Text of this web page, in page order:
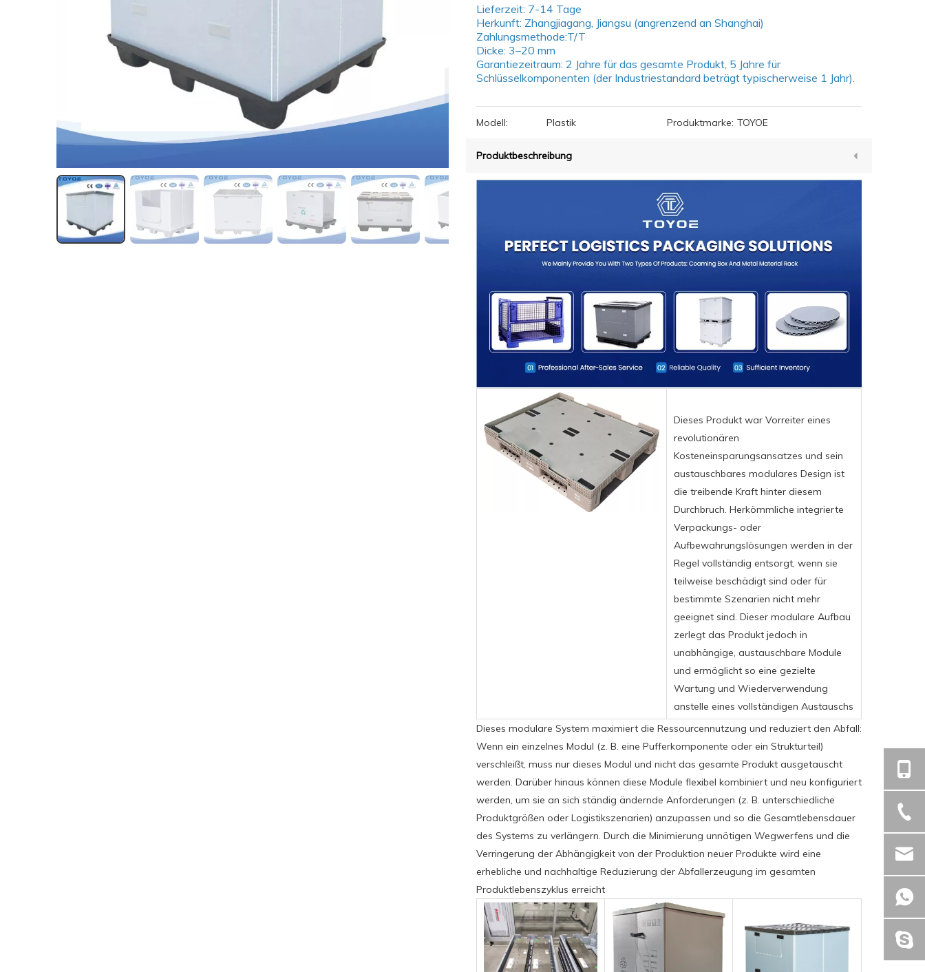
Lieferzeit: 7-14 Tage
Herkunft: Zhangjiagang, Jiangsu (angrenzend an Shanghai)
Zahlungsmethode:T/T
Dicke: 3–20 mm
Garantiezeitraum: 2 Jahre für das gesamte Produkt, 5 Jahre für
Schlüsselkomponenten (der Industriestandard beträgt typischerweise 1 Jahr).
Modell: Plastik Produktmarke: TOYOE
Produktbeschreibung
Dieses Produkt war Vorreiter eines
revolutionären
Kosteneinsparungsansatzes und sein
austauschbares modulares Design ist
die treibende Kraft hinter diesem
Durchbruch. Herkömmliche integrierte
Verpackungs- oder
Aufbewahrungslösungen werden in der
Regel vollständig entsorgt, wenn sie
teilweise beschädigt sind oder für
bestimmte Szenarien nicht mehr
geeignet sind. Dieser modulare Aufbau
zerlegt das Produkt jedoch in
unabhängige, austauschbare Module
und ermöglicht so eine gezielte
Wartung und Wiederverwendung
anstelle eines vollständigen Austauschs
Dieses modulare System maximiert die Ressourcennutzung und reduziert den Abfall:
Wenn ein einzelnes Modul (z. B. eine Pufferkomponente oder ein Strukturteil)
verschleißt, muss nur dieses Modul und nicht das gesamte Produkt ausgetauscht
werden. Darüber hinaus können diese Module flexibel kombiniert und neu konfiguriert
werden, um sie an sich ständig ändernde Anforderungen (z. B. unterschiedliche
Produktgrößen oder Logistikszenarien) anzupassen und so die Gesamtlebensdauer
des Systems zu verlängern. Durch die Minimierung unnötigen Wegwerfens und die
Verringerung der Abhängigkeit von der Produktion neuer Produkte wird eine
erhebliche und nachhaltige Reduzierung der Abfallerzeugung im gesamten
Produktlebenszyklus erreicht